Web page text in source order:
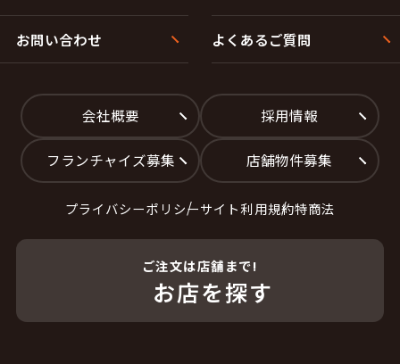
お問い合わせ よくあるご質問
会社概要 採用情報
フランチャイズ募集 店舗物件募集
プライバシーポリシーサイト利用規約特商法
ご注文は店舗まで!
お店を探す